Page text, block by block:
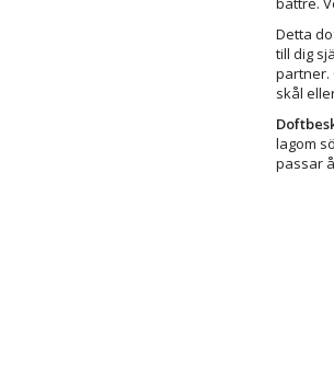
Detta
till dig
partner.
skål
lagom
passar